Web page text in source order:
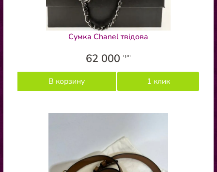
Сумка Chanel твідова
62 000 грн
В корзину 1 клик